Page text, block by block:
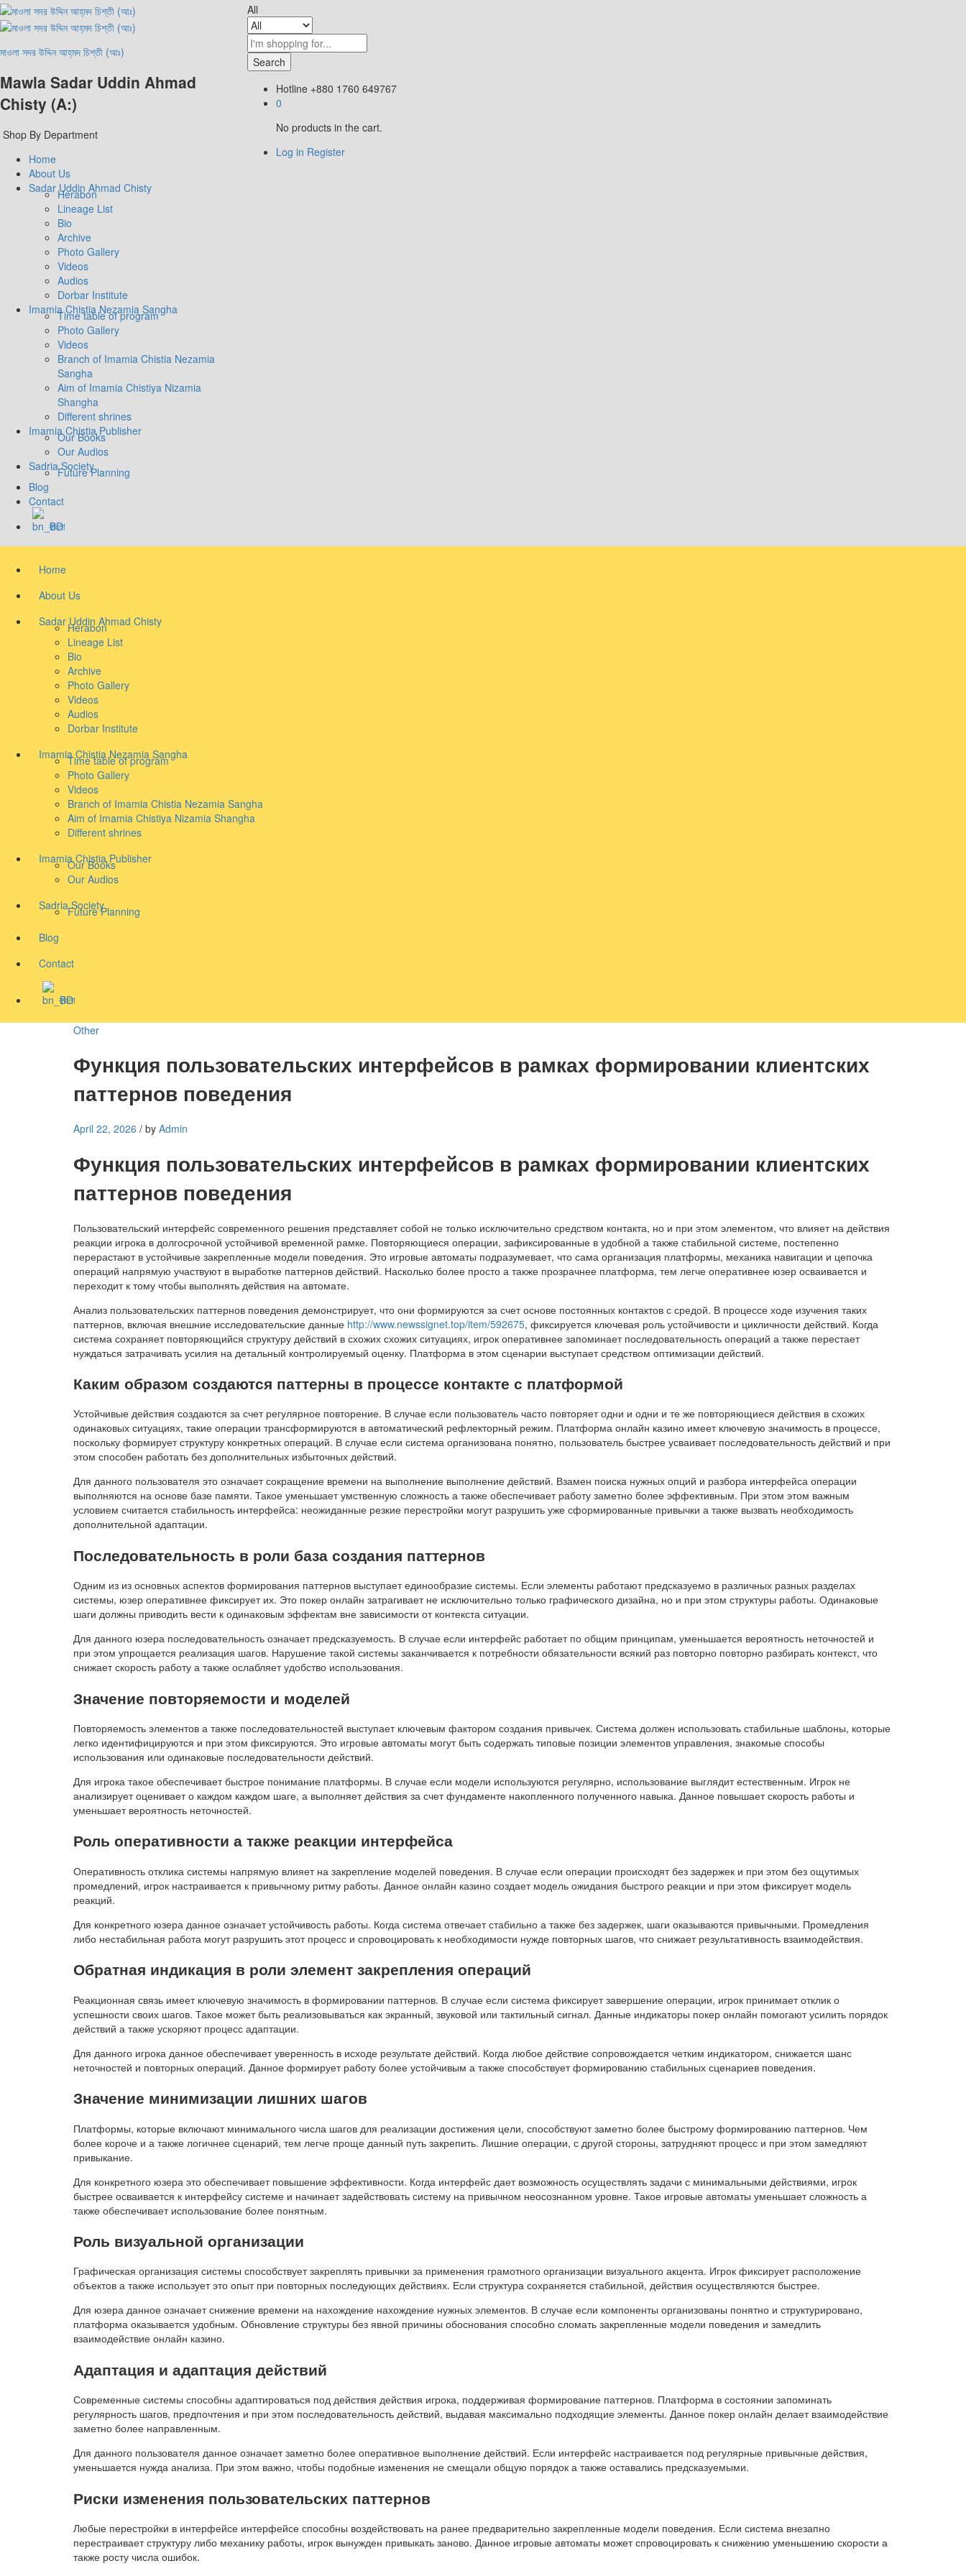
মাওলা সদর উদ্দিন আহ্‌মদ চিশ্‌তী (আঃ)
Mawla Sadar Uddin Ahmad
Chisty (A:)
Shop By Department
Home
About Us
Sadar Uddin Ahmad Chisty
Herabon
Lineage List
Bio
Archive
Photo Gallery
Videos
Audios
Dorbar Institute
Imamia Chistia Nezamia Sangha
Time table of program
Photo Gallery
Videos
Branch of Imamia Chistia Nezamia
Sangha
Aim of Imamia Chistiya Nizamia
Shangha
Different shrines
Imamia Chistia Publisher
Our Books
Our Audios
Sadria Society
Future Planning
Blog
Contact
বাংলা
All
Search
Hotline +880 1760 649767
0
No products in the cart.
Log in Register
Home
About Us
Sadar Uddin Ahmad Chisty
Herabon
Lineage List
Bio
Archive
Photo Gallery
Videos
Audios
Dorbar Institute
Imamia Chistia Nezamia Sangha
Time table of program
Photo Gallery
Videos
Branch of Imamia Chistia Nezamia Sangha
Aim of Imamia Chistiya Nizamia Shangha
Different shrines
Imamia Chistia Publisher
Our Books
Our Audios
Sadria Society
Future Planning
Blog
Contact
বাংলা
Other
Функция пользовательских интерфейсов в рамках формировании клиентских
паттернов поведения
April 22, 2026 / by Admin
Функция пользовательских интерфейсов в рамках формировании клиентских
паттернов поведения
Пользовательский интерфейс современного решения представляет собой не только исключительно средством контакта, но и при этом элементом, что влияет на действия
реакции игрока в долгосрочной устойчивой временной рамке. Повторяющиеся операции, зафиксированные в удобной а также стабильной системе, постепенно
перерастают в устойчивые закрепленные модели поведения. Это игровые автоматы подразумевает, что сама организация платформы, механика навигации и цепочка
операций напрямую участвуют в выработке паттернов действий. Насколько более просто а также прозрачнее платформа, тем легче оперативнее юзер осваивается и
переходит к тому чтобы выполнять действия на автомате.
Анализ пользовательских паттернов поведения демонстрирует, что они формируются за счет основе постоянных контактов с средой. В процессе ходе изучения таких
паттернов, включая внешние исследовательские данные http://www.newssignet.top/item/592675, фиксируется ключевая роль устойчивости и цикличности действий. Когда
система сохраняет повторяющийся структуру действий в схожих схожих ситуациях, игрок оперативнее запоминает последовательность операций а также перестает
нуждаться затрачивать усилия на детальный контролируемый оценку. Платформа в этом сценарии выступает средством оптимизации действий.
Каким образом создаются паттерны в процессе контакте с платформой
Устойчивые действия создаются за счет регулярное повторение. В случае если пользователь часто повторяет одни и одни и те же повторяющиеся действия в схожих
одинаковых ситуациях, такие операции трансформируются в автоматический рефлекторный режим. Платформа онлайн казино имеет ключевую значимость в процессе,
поскольку формирует структуру конкретных операций. В случае если система организована понятно, пользователь быстрее усваивает последовательность действий и при
этом способен работать без дополнительных избыточных действий.
Для данного пользователя это означает сокращение времени на выполнение выполнение действий. Взамен поиска нужных опций и разбора интерфейса операции
выполняются на основе базе памяти. Такое уменьшает умственную сложность а также обеспечивает работу заметно более эффективным. При этом этом важным
условием считается стабильность интерфейса: неожиданные резкие перестройки могут разрушить уже сформированные привычки а также вызвать необходимость
дополнительной адаптации.
Последовательность в роли база создания паттернов
Одним из из основных аспектов формирования паттернов выступает единообразие системы. Если элементы работают предсказуемо в различных разных разделах
системы, юзер оперативнее фиксирует их. Это покер онлайн затрагивает не исключительно только графического дизайна, но и при этом структуры работы. Одинаковые
шаги должны приводить вести к одинаковым эффектам вне зависимости от контекста ситуации.
Для данного юзера последовательность означает предсказуемость. В случае если интерфейс работает по общим принципам, уменьшается вероятность неточностей и
при этом упрощается реализация шагов. Нарушение такой системы заканчивается к потребности обязательности всякий раз повторно повторно разбирать контекст, что
снижает скорость работу а также ослабляет удобство использования.
Значение повторяемости и моделей
Повторяемость элементов а также последовательностей выступает ключевым фактором создания привычек. Система должен использовать стабильные шаблоны, которые
легко идентифицируются и при этом фиксируются. Это игровые автоматы могут быть содержать типовые позиции элементов управления, знакомые способы
использования или одинаковые последовательности действий.
Для игрока такое обеспечивает быстрое понимание платформы. В случае если модели используются регулярно, использование выглядит естественным. Игрок не
анализирует оценивает о каждом каждом шаге, а выполняет действия за счет фундаменте накопленного полученного навыка. Данное повышает скорость работы и
уменьшает вероятность неточностей.
Роль оперативности а также реакции интерфейса
Оперативность отклика системы напрямую влияет на закрепление моделей поведения. В случае если операции происходят без задержек и при этом без ощутимых
промедлений, игрок настраивается к привычному ритму работы. Данное онлайн казино создает модель ожидания быстрого реакции и при этом фиксирует модель
реакций.
Для конкретного юзера данное означает устойчивость работы. Когда система отвечает стабильно а также без задержек, шаги оказываются привычными. Промедления
либо нестабильная работа могут разрушить этот процесс и спровоцировать к необходимости нужде повторных шагов, что снижает результативность взаимодействия.
Обратная индикация в роли элемент закрепления операций
Реакционная связь имеет ключевую значимость в формировании паттернов. В случае если система фиксирует завершение операции, игрок принимает отклик о
успешности своих шагов. Такое может быть реализовываться как экранный, звуковой или тактильный сигнал. Данные индикаторы покер онлайн помогают усилить порядок
действий а также ускоряют процесс адаптации.
Для данного игрока данное обеспечивает уверенность в исходе результате действий. Когда любое действие сопровождается четким индикатором, снижается шанс
неточностей и повторных операций. Данное формирует работу более устойчивым а также способствует формированию стабильных сценариев поведения.
Значение минимизации лишних шагов
Платформы, которые включают минимального числа шагов для реализации достижения цели, способствуют заметно более быстрому формированию паттернов. Чем
более короче и а также логичнее сценарий, тем легче проще данный путь закрепить. Лишние операции, с другой стороны, затрудняют процесс и при этом замедляют
привыкание.
Для конкретного юзера это обеспечивает повышение эффективности. Когда интерфейс дает возможность осуществлять задачи с минимальными действиями, игрок
быстрее осваивается к интерфейсу системе и начинает задействовать систему на привычном неосознанном уровне. Такое игровые автоматы уменьшает сложность а
также обеспечивает использование более понятным.
Роль визуальной организации
Графическая организация системы способствует закреплять привычки за применения грамотного организации визуального акцента. Игрок фиксирует расположение
объектов а также использует это опыт при повторных последующих действиях. Если структура сохраняется стабильной, действия осуществляются быстрее.
Для юзера данное означает снижение времени на нахождение нахождение нужных элементов. В случае если компоненты организованы понятно и структурировано,
платформа оказывается удобным. Обновление структуры без явной причины обоснования способно сломать закрепленные модели поведения и замедлить
взаимодействие онлайн казино.
Адаптация и адаптация действий
Современные системы способны адаптироваться под действия действия игрока, поддерживая формирование паттернов. Платформа в состоянии запоминать
регулярность шагов, предпочтения и при этом последовательность действий, выдавая максимально подходящие элементы. Данное покер онлайн делает взаимодействие
заметно более направленным.
Для данного пользователя данное означает заметно более оперативное выполнение действий. Если интерфейс настраивается под регулярные привычные действия,
уменьшается нужда анализа. При этом важно, чтобы подобные изменения не смещали общую порядок а также оставались предсказуемыми.
Риски изменения пользовательских паттернов
Любые перестройки в интерфейсе интерфейсе способны воздействовать на ранее предварительно закрепленные модели поведения. Если система внезапно
перестраивает структуру либо механику работы, игрок вынужден привыкать заново. Данное игровые автоматы может спровоцировать к снижению уменьшению скорости а
также росту числа ошибок.